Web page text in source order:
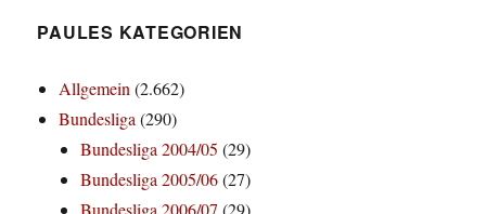
PAULES KATEGORIEN
Allgemein(2.662)
Bundesliga(290)
Bundesliga 2004/05 (29)
Bundesliga 2005/06(27)